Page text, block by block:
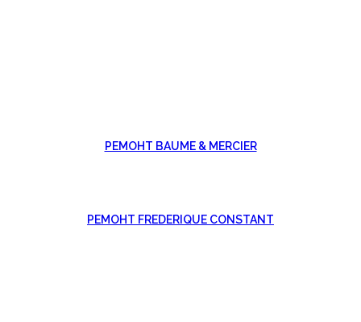
РЕМОНТ BAUME & MERCIER
РЕМОНТ FREDERIQUE CONSTANT